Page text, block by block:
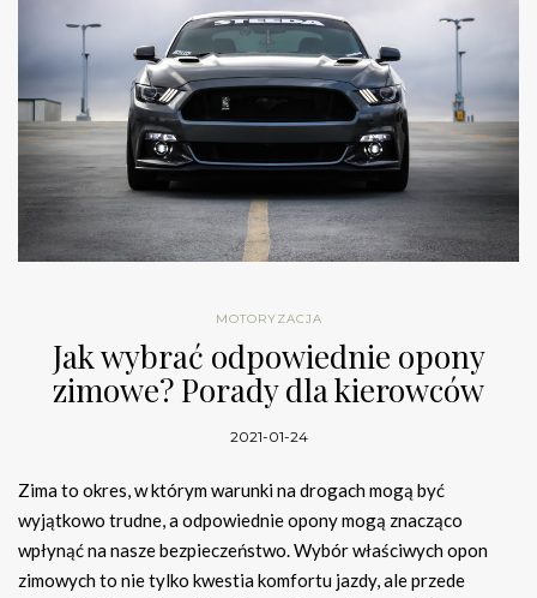
MOTORYZACJA
Jak wybrać odpowiednie opony
zimowe? Porady dla kierowców
2021-01-24
Zima to okres, w którym warunki na drogach mogą być
wyjątkowo trudne, a odpowiednie opony mogą znacząco
wpłynąć na nasze bezpieczeństwo. Wybór właściwych opon
zimowych to nie tylko kwestia komfortu jazdy, ale przede